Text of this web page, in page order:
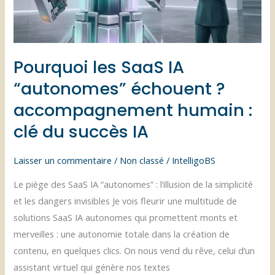
et
dangers
pour
le
bien-
être
Pourquoi les SaaS IA
“autonomes” échouent ?
accompagnement humain :
clé du succès IA
Laisser un commentaire / Non classé / IntelligoBS
Le piège des SaaS IA “autonomes” : l’illusion de la simplicité
et les dangers invisibles Je vois fleurir une multitude de
solutions SaaS IA autonomes qui promettent monts et
merveilles : une autonomie totale dans la création de
contenu, en quelques clics. On nous vend du rêve, celui d’un
assistant virtuel qui génère nos textes